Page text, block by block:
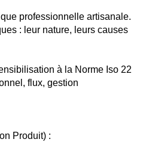
professionnelle artisanale.
: leur nature, leurs causes
à la Norme Iso 22
flux, gestion
Produit) :